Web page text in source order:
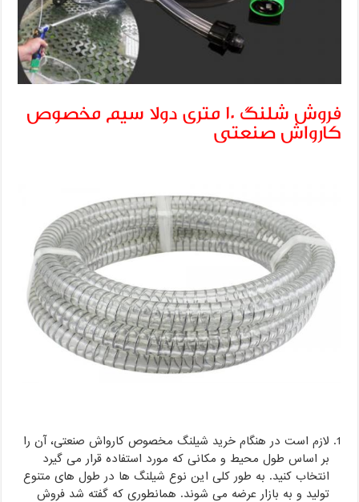
فروش شلنگ ۱۰ متری دولا سیم مخصوص
کارواش صنعتی
لازم است در هنگام خرید شیلنگ مخصوص کارواش صنعتی، آن را
بر اساس طول محیط و مکانی که مورد استفاده قرار می گیرد
انتخاب کنید. به طور کلی این نوع شیلنگ ها در طول های متنوع
تولید و به بازار عرضه می شوند. همانطوری که گفته شد فروش